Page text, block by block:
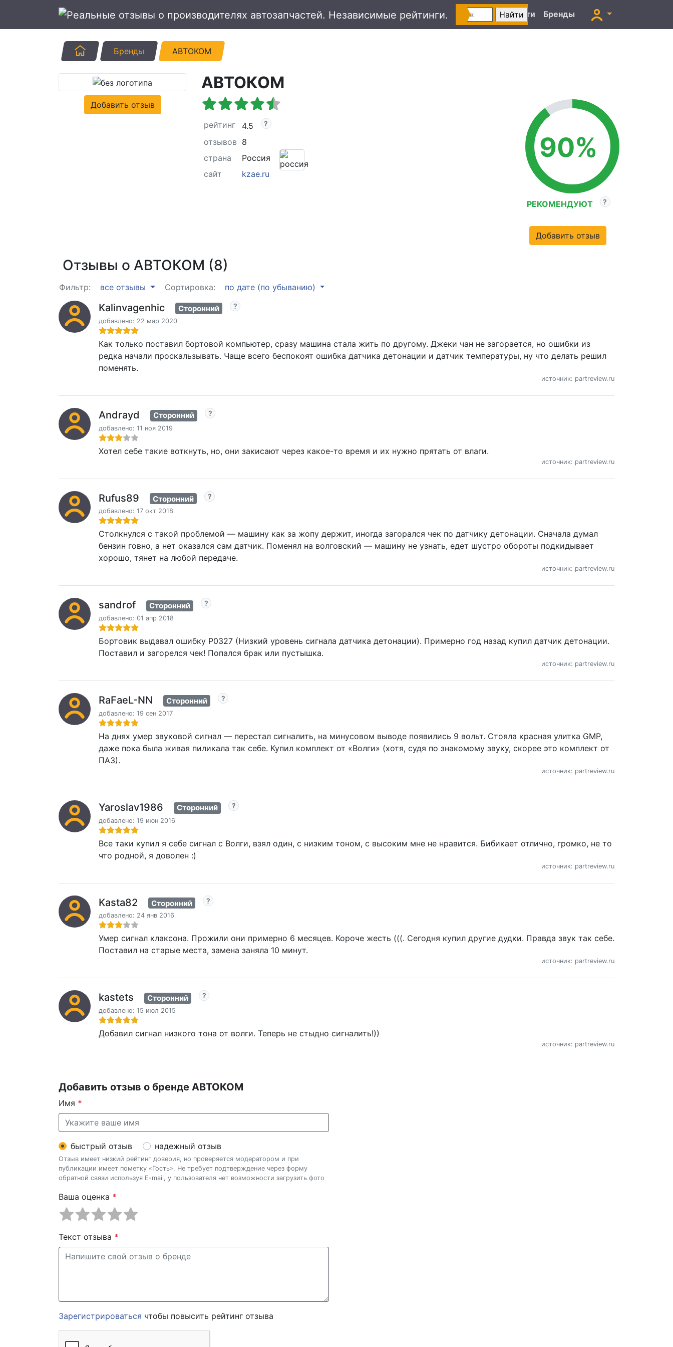
Автоновости Бренды
ГлавнаяБренды АВТОКОМ
Добавить отзыв
АВТОКОМ
рейтинг
4.5
отзывов 8
страна
Россия
сайт
kzae.ru
90%
РЕКОМЕНДУЮТ
Добавить отзыв
Отзывы о АВТОКОМ (8)
Фильтр: все отзывы Сортировка: по дате (по убыванию)
Kalinvagenhic Сторонний
добавлено: 22 мар 2020
Как только поставил бортовой компьютер, сразу машина стала жить по другому. Джеки чан не загорается, но ошибки из
редка начали проскальзывать. Чаще всего беспокоят ошибка датчика детонации и датчик температуры, ну что делать решил
поменять.
источник: partreview.ru
Andrayd Сторонний
добавлено: 11 ноя 2019
Хотел себе такие воткнуть, но, они закисают через какое-то время и их нужно прятать от влаги.
источник: partreview.ru
Rufus89 Сторонний
добавлено: 17 окт 2018
Столкнулся с такой проблемой — машину как за жопу держит, иногда загорался чек по датчику детонации. Сначала думал
бензин говно, а нет оказался сам датчик. Поменял на волговский — машину не узнать, едет шустро обороты подкидывает
хорошо, тянет на любой передаче.
источник: partreview.ru
sandrof Сторонний
добавлено: 01 апр 2018
Бортовик выдавал ошибку P0327 (Низкий уровень сигнала датчика детонации). Примерно год назад купил датчик детонации.
Поставил и загорелся чек! Попался брак или пустышка.
источник: partreview.ru
RaFaeL-NN Сторонний
добавлено: 19 сен 2017
На днях умер звуковой сигнал — перестал сигналить, на минусовом выводе появились 9 вольт. Стояла красная улитка GMP,
даже пока была живая пиликала так себе. Купил комплект от «Волги» (хотя, судя по знакомому звуку, скорее это комплект от
ПАЗ).
источник: partreview.ru
Yaroslav1986 Сторонний
добавлено: 19 июн 2016
Все таки купил я себе сигнал с Волги, взял один, с низким тоном, с высоким мне не нравится. Бибикает отлично, громко, не то
что родной, я доволен :)
источник: partreview.ru
Kasta82 Сторонний
добавлено: 24 янв 2016
Умер сигнал клаксона. Прожили они примерно 6 месяцев. Короче жесть (((. Сегодня купил другие дудки. Правда звук так себе.
Поставил на старые места, замена заняла 10 минут.
источник: partreview.ru
kastets Сторонний
добавлено: 15 июл 2015
Добавил сигнал низкого тона от волги. Теперь не стыдно сигналить!))
источник: partreview.ru
Добавить отзыв о бренде АВТОКОМ
Имя *
быстрый отзыв надежный отзыв
Отзыв имеет низкий рейтинг доверия, но проверяется модератором и при
публикации имеет пометку «Гость». Не требует подтверждение через форму
обратной связи используя E-mail, у пользователя нет возможности загрузить фото
Ваша оценка *
Текст отзыва *
Зарегистрироваться чтобы повысить рейтинг отзыва